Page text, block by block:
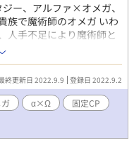
ー、アルファ×オメガ、
族で魔術師のオメガ いわ
人手不足により魔術師と
、学生時代の友人が領地
終わらない症状で苦しん
魔力を込めた特殊な石を
いアルファを探してくれ
象に石を集めた結果、
しい。 症状の改善のた
望され、実家への援助
終更新日 2022.9.9 登録日 2022.9.2
α×Ω
固定CP